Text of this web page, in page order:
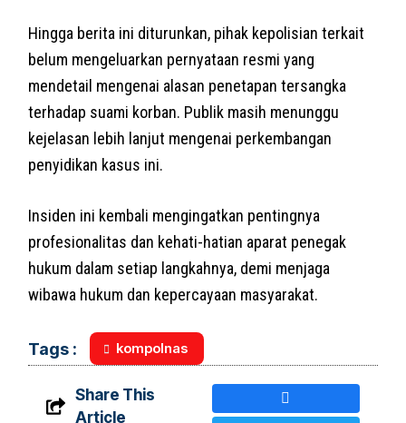
Hingga berita ini diturunkan, pihak kepolisian terkait
belum mengeluarkan pernyataan resmi yang
mendetail mengenai alasan penetapan tersangka
terhadap suami korban. Publik masih menunggu
kejelasan lebih lanjut mengenai perkembangan
penyidikan kasus ini.
Insiden ini kembali mengingatkan pentingnya
profesionalitas dan kehati-hatian aparat penegak
hukum dalam setiap langkahnya, demi menjaga
wibawa hukum dan kepercayaan masyarakat.
Tags : kompolnas
Share This
Article